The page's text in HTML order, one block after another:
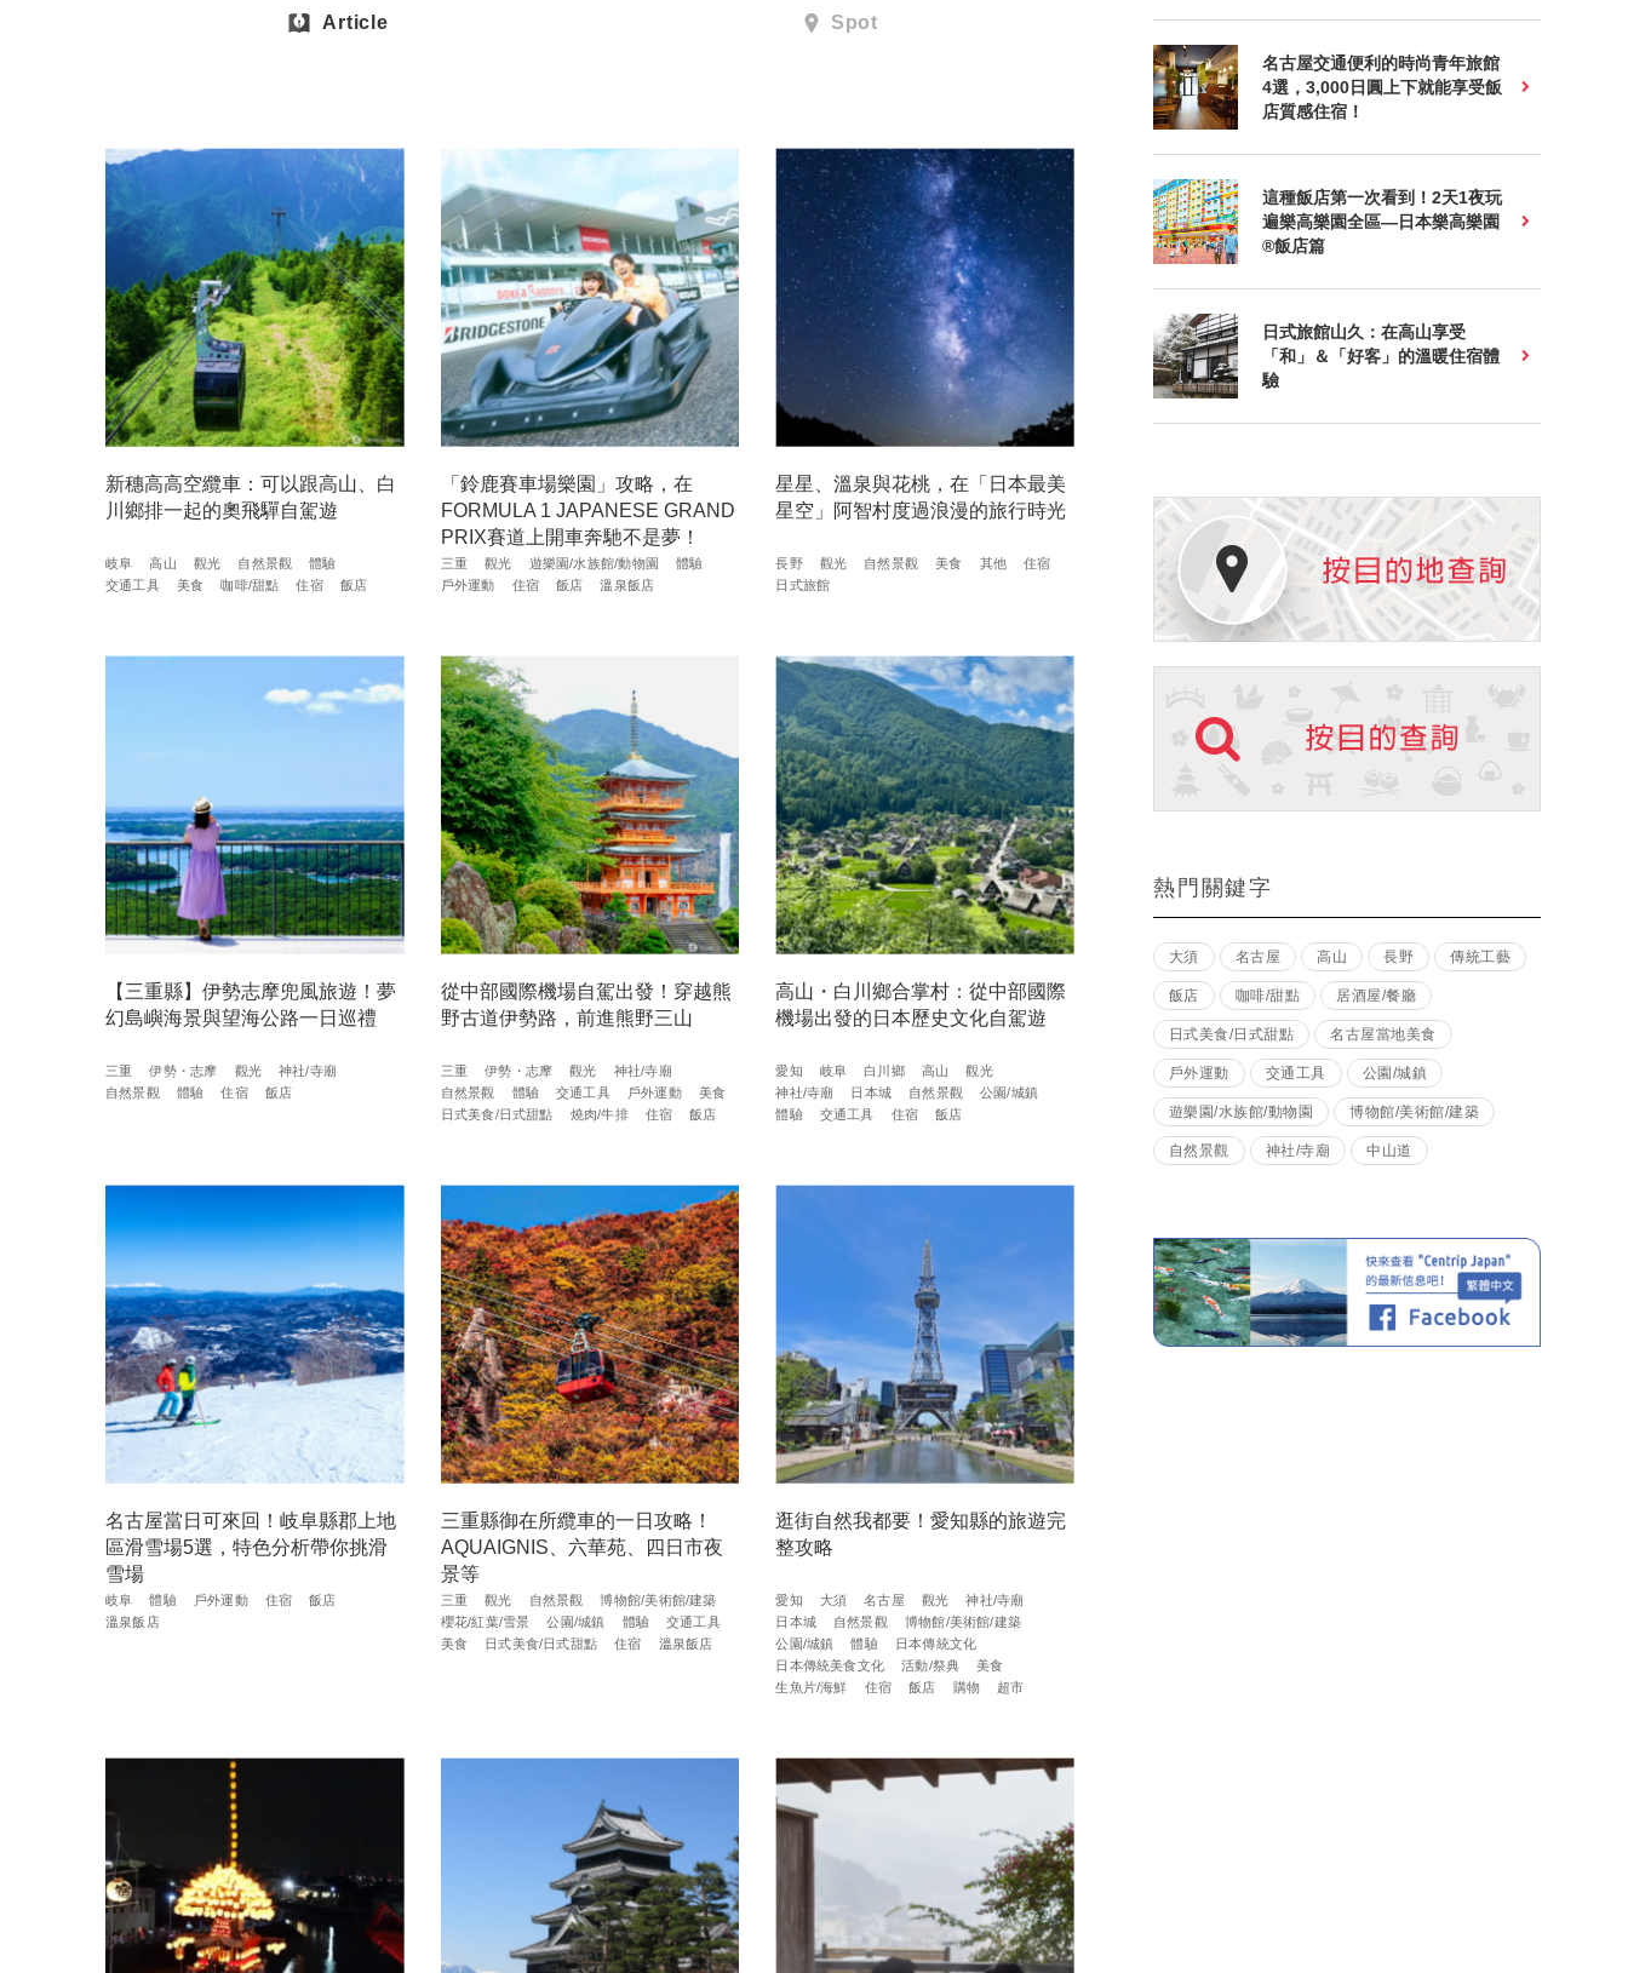
Article Spot
新穗高高空纜車：可以跟高山、白
川鄉排一起的奧飛驒自駕遊
岐阜 高山 觀光 自然景觀
體驗
交通工具
美食 咖啡/甜點 住宿 飯店
「鈴鹿賽車場樂園」攻略，在
FORMULA 1 JAPANESE GRAND
PRIX賽道上開車奔馳不是夢！
三重 觀光 遊樂園/水族館/動物園
體驗
戶外運動
住宿 飯店 溫泉飯店
星星、溫泉與花桃，在「日本最美
星空」阿智村度過浪漫的旅行時光
長野 觀光 自然景觀 美食 其他
住宿
日式旅館
【三重縣】伊勢志摩兜風旅遊！夢
幻島嶼海景與望海公路一日巡禮
三重 伊勢・志摩 觀光
神社/寺廟
自然景觀
體驗 住宿 飯店
從中部國際機場自駕出發！穿越熊
野古道伊勢路，前進熊野三山
三重 伊勢・志摩 觀光
神社/寺廟
自然景觀
體驗 交通工具 戶外運動
美食
日式美食/日式甜點
燒肉/牛排 住宿 飯店
高山・白川鄉合掌村：從中部國際
機場出發的日本歷史文化自駕遊
愛知 岐阜 白川鄉 高山
觀光
神社/寺廟
日本城 自然景觀
公園/城鎮
體驗
交通工具 住宿 飯店
名古屋當日可來回！岐阜縣郡上地
區滑雪場5選，特色分析帶你挑滑
雪場
岐阜 體驗 戶外運動 住宿
飯店
溫泉飯店
三重縣御在所纜車的一日攻略！
AQUAIGNIS、六華苑、四日市夜
景等
三重 觀光 自然景觀
博物館/美術館/建築
櫻花/紅葉/雪景
公園/城鎮 體驗
交通工具
美食
日式美食/日式甜點 住宿 溫泉飯店
逛街自然我都要！愛知縣的旅遊完
整攻略
愛知 大須 名古屋 觀光
神社/寺廟
日本城
自然景觀
博物館/美術館/建築
公園/城鎮
體驗
日本傳統文化
日本傳統美食文化
活動/祭典
美食
生魚片/海鮮
住宿 飯店 購物 超市
名古屋交通便利的時尚青年旅館
4選，3,000日圓上下就能享受飯
店質感住宿！
這種飯店第一次看到！2天1夜玩
遍樂高樂園全區—日本樂高樂園
®飯店篇
日式旅館山久：在高山享受
「和」＆「好客」的溫暖住宿體
驗
熱門關鍵字
大須 名古屋 高山 長野 傳統工藝
飯店 咖啡/甜點 居酒屋/餐廳
日式美食/日式甜點 名古屋當地美食
戶外運動 交通工具 公園/城鎮
遊樂園/水族館/動物園 博物館/美術館/建築
自然景觀 神社/寺廟 中山道